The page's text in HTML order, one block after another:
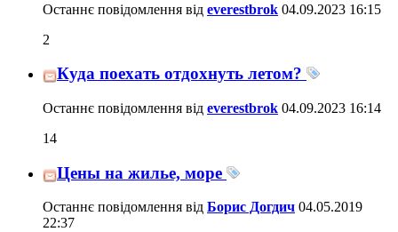
Останнє повідомлення від everestbrok 04.09.2023 16:15
2
Куда поехать отдохнуть летом?
Останнє повідомлення від everestbrok 04.09.2023 16:14
14
Цены на жилье, море
Останнє повідомлення від Борис Догдич 04.05.2019
22:37